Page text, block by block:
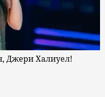
Джери Халиуел!